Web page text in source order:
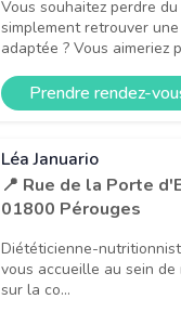
Vous souhaitez perdre
simplement retrouver
adaptée ? Vous aimeriez
Prendre rendez-
Léa Januario
📍 Rue de la Porte
01800 Pérouges
Diététicienne-
vous accueille au sein
sur la co...